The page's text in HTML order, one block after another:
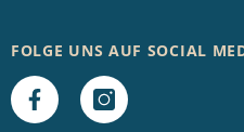
FOLGE UNS AUF SOCIAL